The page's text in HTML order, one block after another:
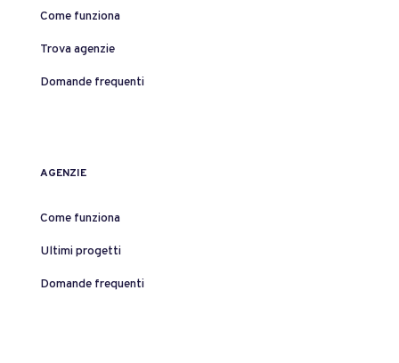
Come funziona
Trova agenzie
Domande frequenti
AGENZIE
Come funziona
Ultimi progetti
Domande frequenti